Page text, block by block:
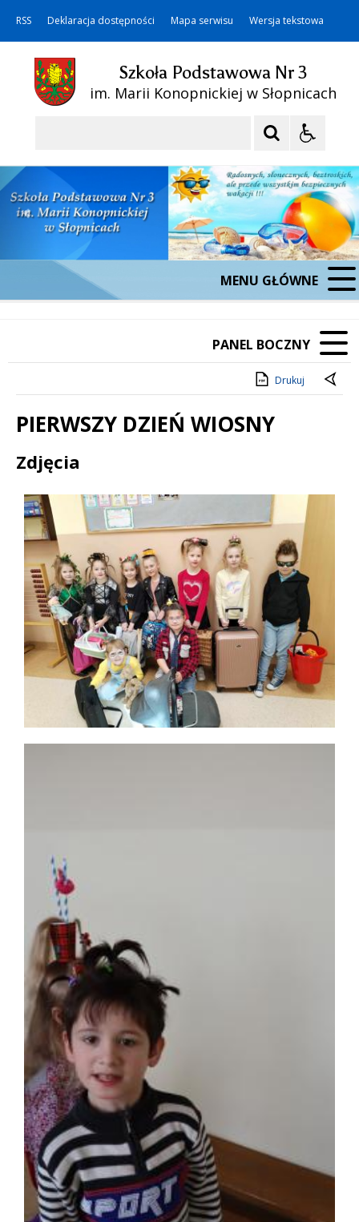
RSS Deklaracja dostępności Mapa serwisu Wersja tekstowa
Szkoła Podstawowa Nr 3
im. Marii Konopnickiej w Słopnicach
MENU GŁÓWNE
PANEL BOCZNY
Drukuj
PIERWSZY DZIEŃ WIOSNY
Treść
Zdjęcia